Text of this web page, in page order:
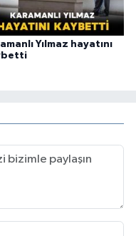
Yılmaz hayatını